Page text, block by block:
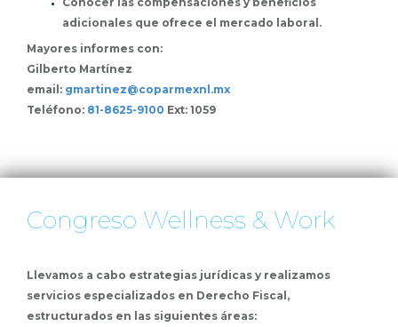
adicionales que ofrece el mercado laboral.
Mayores informes con:
Gilberto Martínez
email: gmartinez@coparmexnl.mx
Teléfono: 81-8625-9100 Ext: 1059
Congreso Wellness & Work
Llevamos a cabo estrategias jurídicas y realizamos
servicios especializados en Derecho Fiscal,
estructurados en las siguientes áreas: